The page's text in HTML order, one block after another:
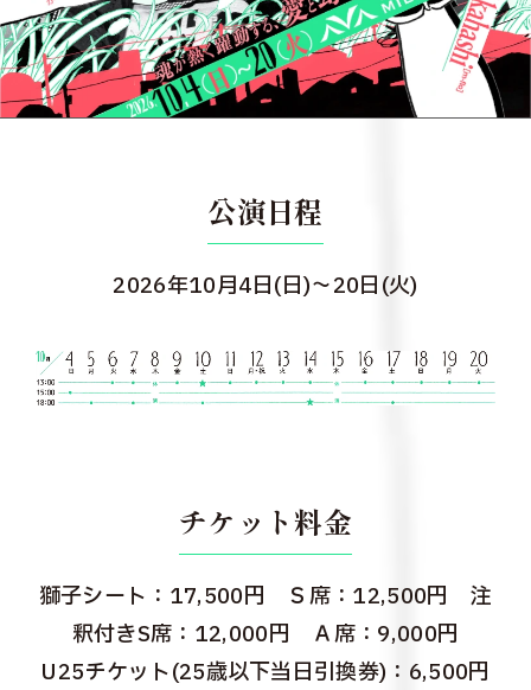
公演日程
2026年10月4日(日)～20日(火)
チケット料金
獅子シート：17,500円 Ｓ席：12,500円 注
釈付きS席：12,000円 Ａ席：9,000円
U25チケット(25歳以下当日引換券)：6,500円